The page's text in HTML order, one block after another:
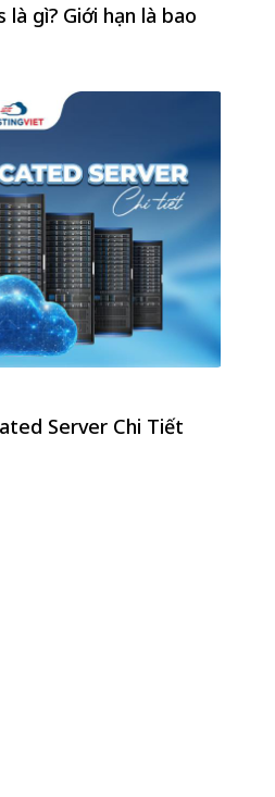
gì? Giới hạn là bao
Server Chi Tiết